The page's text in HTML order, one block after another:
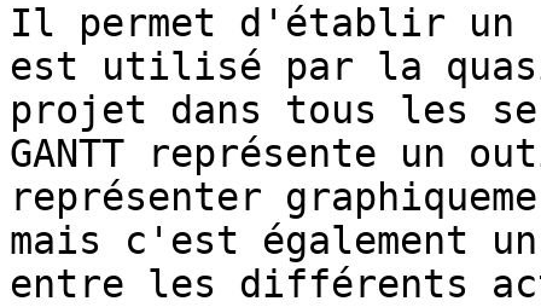
Il permet d'établir
est utilisé par la
projet dans tous les
GANTT représente un
représenter
mais c'est également un
entre les différents